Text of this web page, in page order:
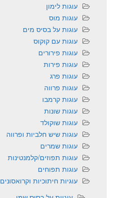
עוגות לימון
עוגות מוס
עוגות על בסיס מים
עוגות עם קוקוס
עוגות פירורים
עוגות פירות
עוגות פרג
עוגות פרווה
עוגות קרמבו
עוגות שונות
עוגות שוקולד
עוגות שיש חלביות ופרווה
עוגות שמרים
עוגות תפוזים/קלמנטינות
עוגות תפוחים
עוגיות חיתוכיות וקרואסונים